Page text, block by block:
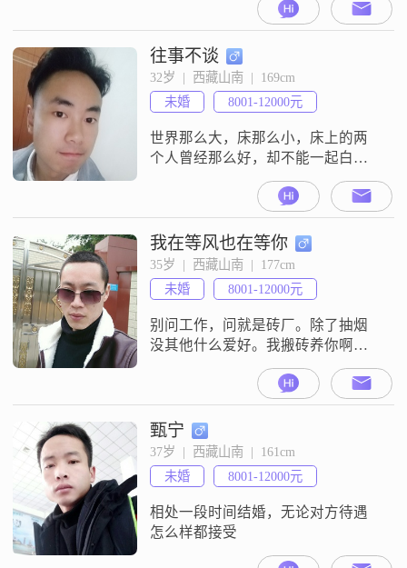
往事不谈
32岁  |  西藏山南  |  169cm
未婚
8001-12000元
世界那么大，床那么小，床上的两
个人曾经那么好，却不能一起白头
到老。只因我们都喜欢牵了手就能
成婚的故事，却生活在一个上了床
也没有结果的年代，不爱是一生的
遗憾，爱却是一生磨难
我在等风也在等你
35岁  |  西藏山南  |  177cm
未婚
8001-12000元
别问工作，问就是砖厂。除了抽烟
没其他什么爱好。我搬砖养你啊。
年年骑川藏好像挺舒服的
甄宁
37岁  |  西藏山南  |  161cm
未婚
8001-12000元
相处一段时间结婚，无论对方待遇
怎么样都接受